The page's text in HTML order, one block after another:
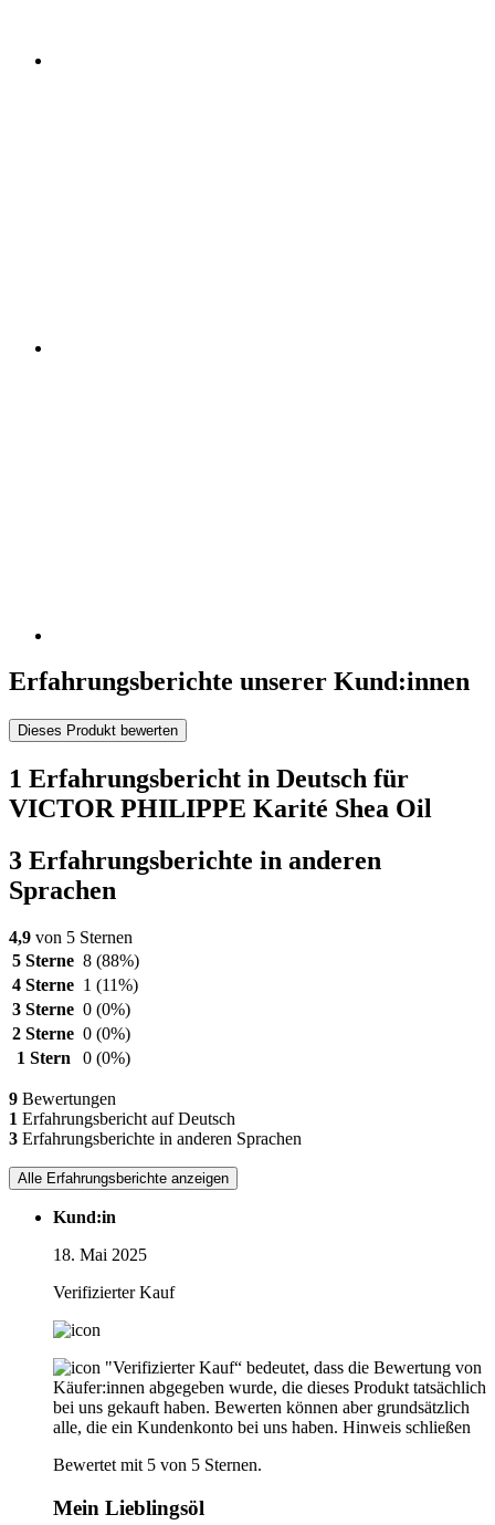
Erfahrungsberichte unserer Kund:innen
Dieses Produkt bewerten
1 Erfahrungsbericht in Deutsch für
VICTOR PHILIPPE Karité Shea Oil
3 Erfahrungsberichte in anderen
Sprachen
4,9 von 5 Sternen
5 Sterne 8 (88%)
4 Sterne 1 (11%)
3 Sterne 0 (0%)
2 Sterne 0 (0%)
1 Stern
0 (0%)
9 Bewertungen
1 Erfahrungsbericht auf Deutsch
3 Erfahrungsberichte in anderen Sprachen
Alle Erfahrungsberichte anzeigen
Kund:in
18. Mai 2025
Verifizierter Kauf
"Verifizierter Kauf“ bedeutet, dass die Bewertung von
Käufer:innen abgegeben wurde, die dieses Produkt tatsächlich
bei uns gekauft haben. Bewerten können aber grundsätzlich
alle, die ein Kundenkonto bei uns haben. Hinweis schließen
Bewertet mit 5 von 5 Sternen.
Mein Lieblingsöl